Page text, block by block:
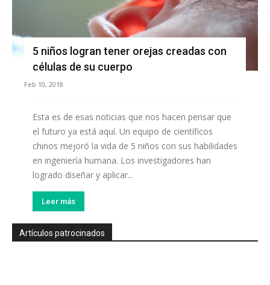
5 niños logran tener orejas creadas con
células de su cuerpo
Feb 10, 2018
Esta es de esas noticias que nos hacen pensar que
el futuro ya está aquí. Un equipo de científicos
chinos mejoró la vida de 5 niños con sus habilidades
en ingeniería humana. Los investigadores han
logrado diseñar y aplicar...
Leer más
Artículos patrocinados